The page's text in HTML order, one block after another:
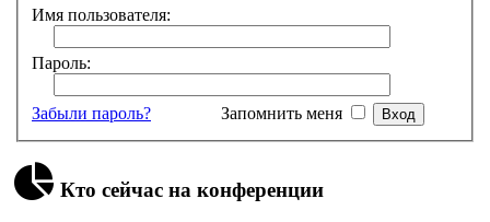
Имя пользователя:
Пароль:
Забыли пароль? Запомнить меня
Кто сейчас на конференции